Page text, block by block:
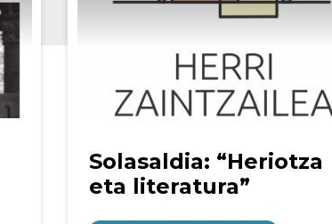
Solasaldia: “Heriotza
eta literatura”